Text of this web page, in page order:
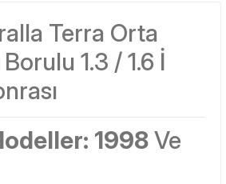
Terra Orta
1.3 / 1.6 İ
1998Ve